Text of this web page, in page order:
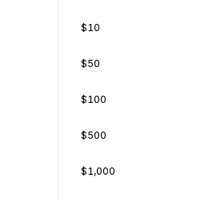
$10
$50
$100
$500
$1,000